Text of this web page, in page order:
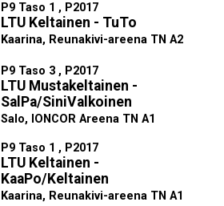
P9 Taso 1 , P2017
LTU Keltainen - TuTo
Kaarina, Reunakivi-areena TN A2
P9 Taso 3 , P2017
LTU Mustakeltainen -
SalPa/SiniValkoinen
Salo, IONCOR Areena TN A1
P9 Taso 1 , P2017
LTU Keltainen -
KaaPo/Keltainen
Kaarina, Reunakivi-areena TN A1